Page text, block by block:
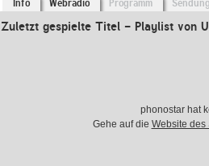
Info Webradio Programm
Zuletzt gespielte Titel - Playlist von
phonostar hat
Gehe auf die Website des